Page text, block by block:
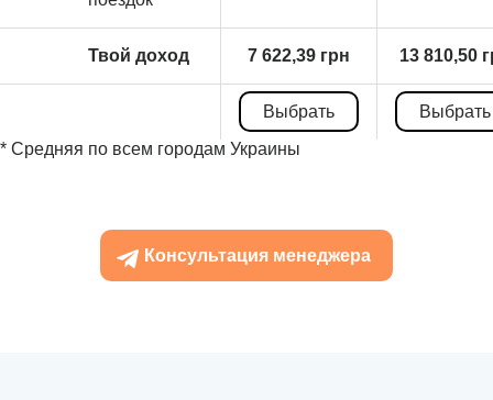
Твой доход 7 622,39 грн 13 810,50
Выбрать
Выбрать
* Средняя по всем городам Украины
Консультация менеджера